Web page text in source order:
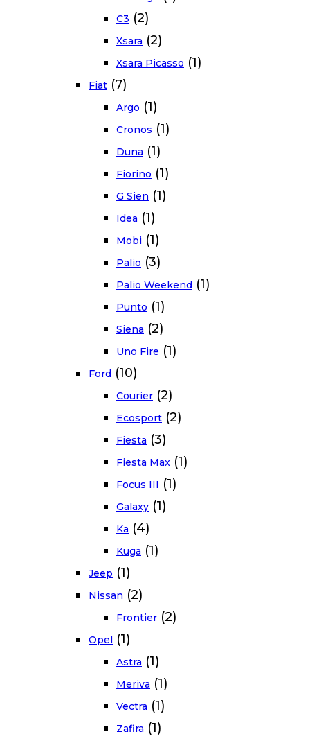
C3 (2)
Xsara (2)
Xsara Picasso (1)
Fiat (7)
Argo (1)
Cronos (1)
Duna (1)
Fiorino (1)
G Sien (1)
Idea (1)
Mobi (1)
Palio (3)
Palio Weekend (1)
Punto (1)
Siena (2)
Uno Fire (1)
Ford (10)
Courier (2)
Ecosport (2)
Fiesta (3)
Fiesta Max (1)
Focus III (1)
Galaxy (1)
Ka (4)
Kuga (1)
Jeep (1)
Nissan (2)
Frontier (2)
Opel (1)
Astra (1)
Meriva (1)
Vectra (1)
Zafira (1)